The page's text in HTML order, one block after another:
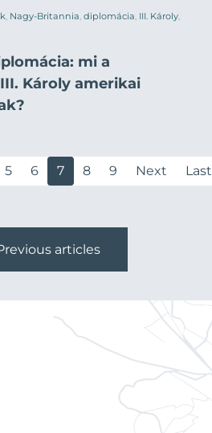
Nagy-Britannia diplomácia III. Károly
mi a
Károly amerikai
5 6 7 8 9 Next Last
articles